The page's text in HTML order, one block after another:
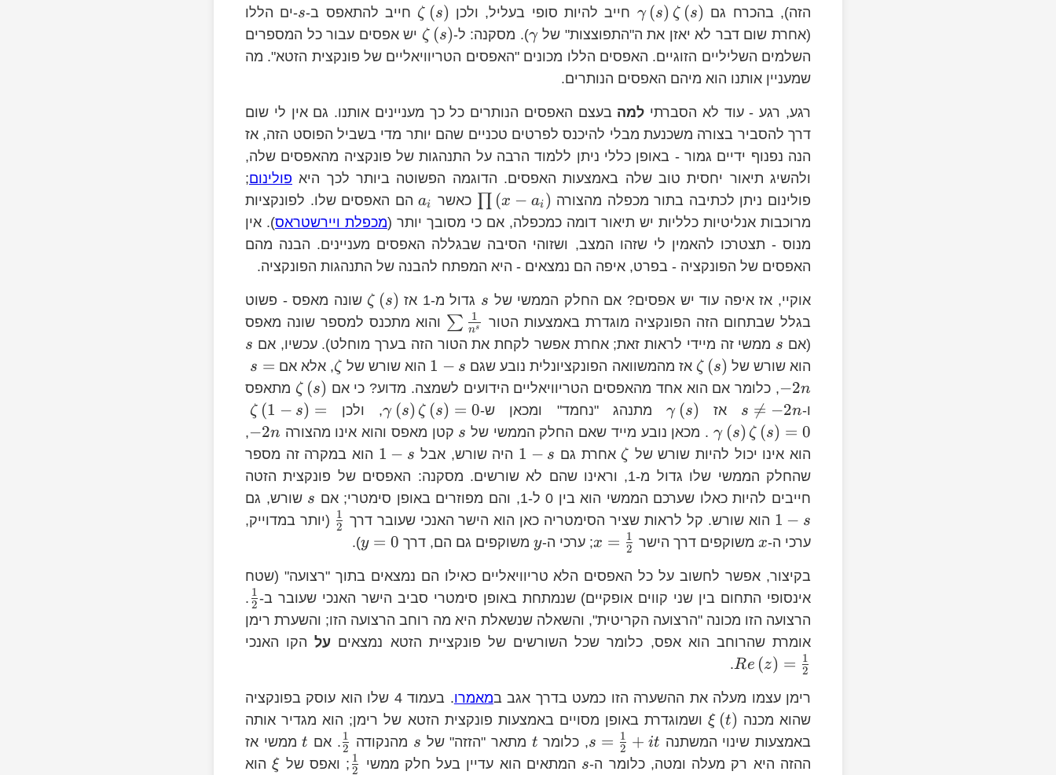
הזה), בהכרח גם \gamma\left(s\right)\zeta\left(s\right)
γ (s) ζ (s) חייב להיות סופי בעליל, ולכן \zeta\left(s\right)
ζ (s) חייב להתאפס ב- s
s-ים הללו
(אחרת שום דבר לא יאזן את ה"התפוצצות" של
\gamma
γ). מסקנה: ל- \zeta\left(s\right)
ζ (s)
יש אפסים עבור כל המספרים
השלמים השליליים הזוגיים. האפסים הללו מכונים "האפסים הטריוויאליים של פונקצית הזטא". מה
שמעניין אותנו הוא מיהם האפסים הנותרים.
רגע, רגע - עוד לא הסברתי למה בעצם האפסים הנותרים כל כך מעניינים אותנו. גם אין לי שום
דרך להסביר בצורה משכנעת מבלי להיכנס לפרטים טכניים שהם יותר מדי בשביל הפוסט הזה, אז
הנה נפנוף ידיים גמור - באופן כללי ניתן ללמוד הרבה על התנהגות של פונקציה מהאפסים שלה,
ולהשיג תיאור יחסית טוב שלה באמצעות האפסים. הדוגמה הפשוטה ביותר לכך היא פולינום;
פולינום ניתן לכתיבה בתור מכפלה מהצורה
\prod\left(x-
a_{i}\right)
∏ (x − ai ) כאשר a_{i}
ai
הם האפסים שלו. לפונקציות
מרוכבות אנליטיות כלליות יש תיאור דומה כמכפלה, אם כי מסובך יותר (מכפלת ויירשטראס). אין
מנוס - תצטרכו להאמין לי שזהו המצב, ושזוהי הסיבה שבגללה האפסים מעניינים. הבנה מהם
האפסים של הפונקציה - בפרט, איפה הם נמצאים - היא המפתח להבנה של התנהגות הפונקציה.
אוקיי, אז איפה עוד יש אפסים? אם החלק הממשי של
s
s גדול מ-1 אז \zeta\left(s\right)
ζ (s)
שונה מאפס - פשוט
בגלל שבתחום הזה הפונקציה מוגדרת באמצעות הטור
\sum\frac{1}
{n^{s}}
∑ ns
1
והוא מתכנס למספר שונה מאפס
(אם
s s ממשי זה מיידי לראות זאת; אחרת אפשר לקחת את הטור הזה בערך מוחלט). עכשיו, אם s
הוא שורש של
\zeta\left(s\right) ζ (s) אז מהמשוואה הפונקציונלית נובע שגם
1-
s
1 − s הוא שורש של \zeta
ζ, אלא אם s=-2n
s =
−2n , כלומר אם הוא אחד מהאפסים הטריוויאליים הידועים לשמצה. מדוע? כי אם\zeta\left(s\right)
ζ (s)
מתאפס
ו-
s\ne-
2n
s 
= −2n אז \gamma\left(s\right) γ (s) מתנהג "נחמד" ומכאן ש- \gamma\left(s\right)\zeta\left(s\right)=0
γ (s) ζ (s) = 0 , ולכן
\zeta\left(1-
ζ (1 − s) =
γ (s) ζ (s) = 0 . מכאן נובע מייד שאם החלק הממשי של
s
s קטן מאפס והוא אינו מהצורה -2n
−2n
,
הוא אינו יכול להיות שורש של
\zeta ζ אחרת גם 1-
s
1 − s היה שורש, אבל
1-
s
1 − s
הוא במקרה זה מספר
שהחלק הממשי שלו גדול מ-1, וראינו שהם לא שורשים. מסקנה: האפסים של פונקצית הזטה
חייבים להיות כאלו שערכם הממשי הוא בין 0 ל-1, והם מפוזרים באופן סימטרי; אם
s
s שורש, גם
1 − s הוא שורש. קל לראות שציר הסימטריה כאן הוא הישר האנכי שעובר דרך
\frac{1}
{2}
2
1 (יותר במדוייק,
ערכי ה-x משוקפים דרך הישר
x=\frac{1}
x = 2
1 ; ערכי ה- y yמשוקפים גם הם, דרך y=0
y = 0
).
בקיצור, אפשר לחשוב על כל האפסים הלא טריוויאליים כאילו הם נמצאים בתוך "רצועה" (שטח
אינסופי התחום בין שני קווים אופקיים) שנמתחת באופן סימטרי סביב הישר האנכי שעובר ב-\frac{1}
{2}
2
1
.
הרצועה הזו מכונה "הרצועה הקריטית", והשאלה שנשאלת היא מה רוחב הרצועה הזו; והשערת רימן
אומרת שהרוחב הוא אפס, כלומר שכל השורשים של פונקציית הזטא נמצאים עלהקו האנכי
Re (z) = 2
1
.
רימן עצמו מעלה את ההשערה הזו כמעט בדרך אגב במאמרו
. בעמוד 4 שלו הוא עוסק בפונקציה
שהוא מכנה
\xi\left(t\right) ξ (t)
ושמוגדרת באופן מסויים באמצעות פונקצית הזטא של רימן; הוא מגדיר אותה
באמצעות שינוי המשתנה
s=\frac{1}
{2}+it
s = 2
1 + it , כלומר t t מתאר "הזזה" של s
s מהנקודה
\frac{1}
{2}
2
1 . אם t
tממשי אז
ההזה היא רק מעלה ומטה, כלומר ה-
s s המתאים הוא עדיין בעל חלק ממשי
\frac{1}
2
1 ; ואפס של \xi
ξהוא